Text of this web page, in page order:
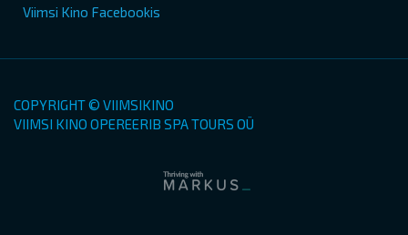
Viimsi Kino Facebookis
COPYRIGHT © VIIMSIKINO
VIIMSI KINO OPEREERIB SPA TOURS OÜ